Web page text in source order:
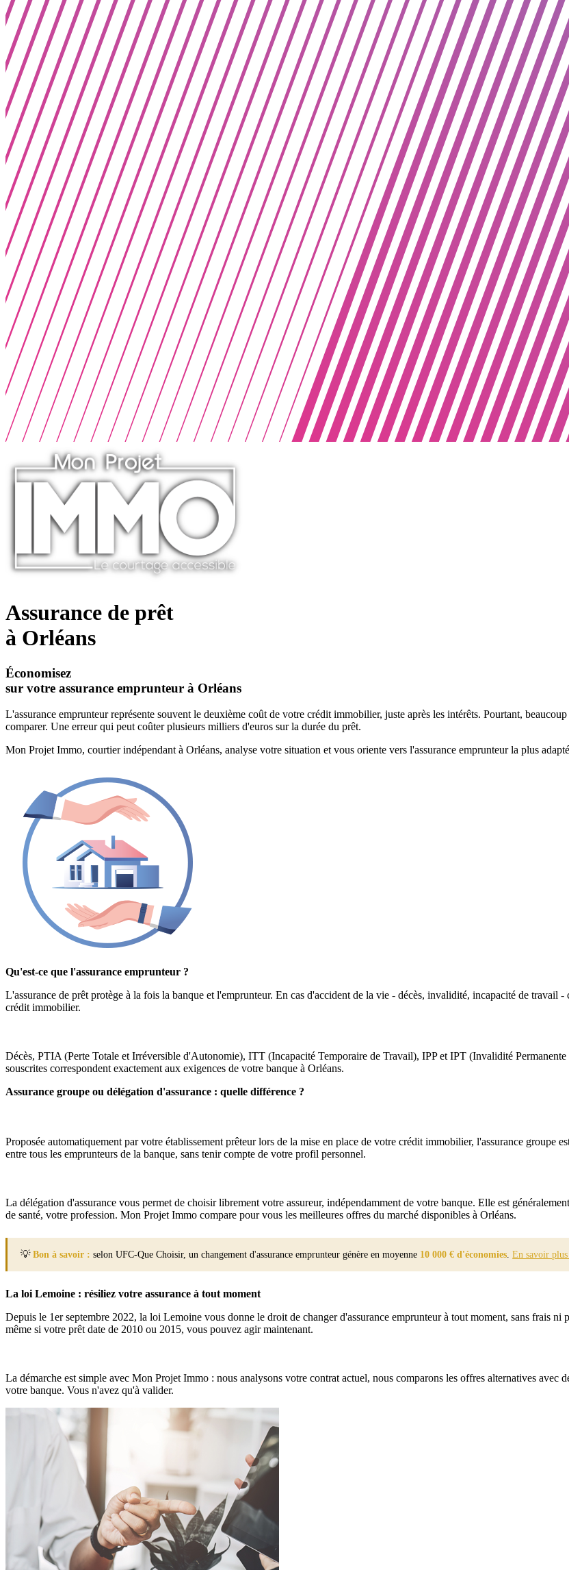
Assurance de prêt
à Orléans
Économisez
sur votre assurance emprunteur à Orléans
L'assurance emprunteur représente souvent le deuxième coût de votre crédit immobilier, juste après les intérêts. Pourtant,
comparer. Une erreur qui peut coûter plusieurs milliers d'euros sur la durée du prêt.
Mon Projet Immo, courtier indépendant à Orléans, analyse votre situation et vous oriente vers l'assurance emprunteur la plus
Qu'est-ce que l'assurance emprunteur ?
L'assurance de prêt protège à la fois la banque et l'emprunteur. En cas d'accident de la vie - décès, invalidité, incapacité de travail
crédit immobilier.
Décès, PTIA (Perte Totale et Irréversible d'Autonomie), ITT (Incapacité Temporaire de Travail), IPP et IPT (Invalidité
souscrites correspondent exactement aux exigences de votre banque à Orléans.
Assurance groupe ou délégation d'assurance : quelle différence ?
Proposée automatiquement par votre établissement prêteur lors de la mise en place de votre crédit immobilier, l'assurance groupe
entre tous les emprunteurs de la banque, sans tenir compte de votre profil personnel.
La délégation d'assurance vous permet de choisir librement votre assureur, indépendamment de votre banque. Elle est
de santé, votre profession. Mon Projet Immo compare pour vous les meilleures offres du marché disponibles à Orléans.
💡Bon à savoir : selon UFC-Que Choisir, un changement d'assurance emprunteur génère en moyenne 10 000 € d'économies .En savoir
La loi Lemoine : résiliez votre assurance à tout moment
Depuis le 1er septembre 2022, la loi Lemoine vous donne le droit de changer d'assurance emprunteur à tout moment, sans frais
même si votre prêt date de 2010 ou 2015, vous pouvez agir maintenant.
La démarche est simple avec Mon Projet Immo : nous analysons votre contrat actuel, nous comparons les offres alternatives avec
votre banque. Vous n'avez qu'à valider.